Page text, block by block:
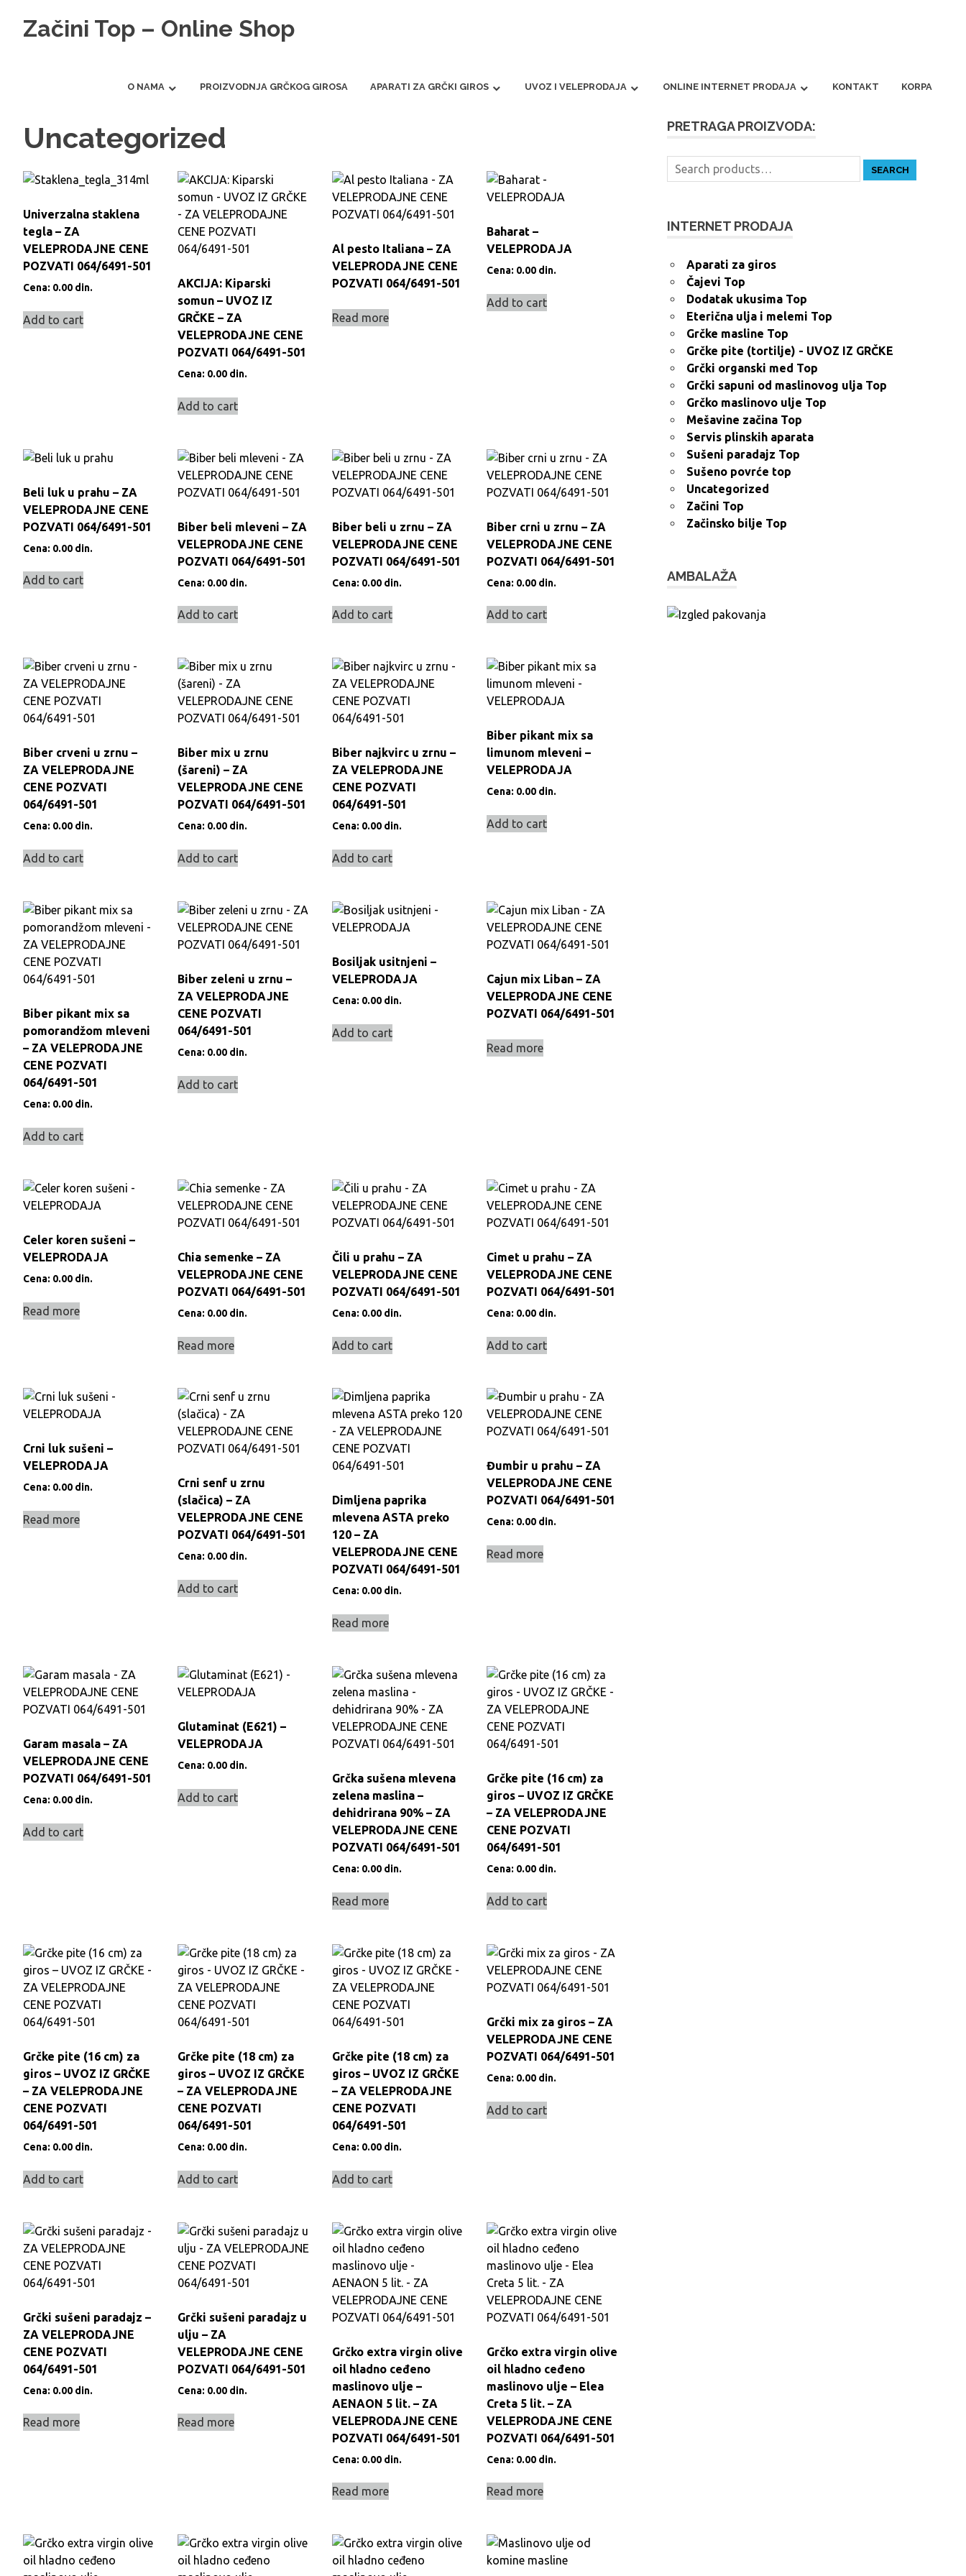
Začini Top – Online Shop
O NAMA PROIZVODNJA GRČKOG GIROSA APARATI ZA GRČKI GIROS UVOZ I VELEPRODAJA ONLINE INTERNET PRODAJA KONTAKT KORPA
Uncategorized
Univerzalna staklena
tegla – ZA
VELEPRODAJNE CENE
POZVATI 064/6491-501
Cena: 0.00 din.
Add to cart
AKCIJA: Kiparski
somun – UVOZ IZ
GRČKE – ZA
VELEPRODAJNE CENE
POZVATI 064/6491-501
Cena: 0.00 din.
Add to cart
Al pesto Italiana – ZA
VELEPRODAJNE CENE
POZVATI 064/6491-501
Read more
Baharat –
VELEPRODAJA
Cena: 0.00 din.
Add to cart
Beli luk u prahu – ZA
VELEPRODAJNE CENE
POZVATI 064/6491-501
Cena: 0.00 din.
Add to cart
Biber beli mleveni – ZA
VELEPRODAJNE CENE
POZVATI 064/6491-501
Cena: 0.00 din.
Add to cart
Biber beli u zrnu – ZA
VELEPRODAJNE CENE
POZVATI 064/6491-501
Cena: 0.00 din.
Add to cart
Biber crni u zrnu – ZA
VELEPRODAJNE CENE
POZVATI 064/6491-501
Cena: 0.00 din.
Add to cart
Biber crveni u zrnu –
ZA VELEPRODAJNE
CENE POZVATI
064/6491-501
Cena: 0.00 din.
Add to cart
Biber mix u zrnu
(šareni) – ZA
VELEPRODAJNE CENE
POZVATI 064/6491-501
Cena: 0.00 din.
Add to cart
Biber najkvirc u zrnu –
ZA VELEPRODAJNE
CENE POZVATI
064/6491-501
Cena: 0.00 din.
Add to cart
Biber pikant mix sa
limunom mleveni –
VELEPRODAJA
Cena: 0.00 din.
Add to cart
Biber pikant mix sa
pomorandžom mleveni
– ZA VELEPRODAJNE
CENE POZVATI
064/6491-501
Cena: 0.00 din.
Add to cart
Biber zeleni u zrnu –
ZA VELEPRODAJNE
CENE POZVATI
064/6491-501
Cena: 0.00 din.
Add to cart
Bosiljak usitnjeni –
VELEPRODAJA
Cena: 0.00 din.
Add to cart
Cajun mix Liban – ZA
VELEPRODAJNE CENE
POZVATI 064/6491-501
Read more
Celer koren sušeni –
VELEPRODAJA
Cena: 0.00 din.
Read more
Chia semenke – ZA
VELEPRODAJNE CENE
POZVATI 064/6491-501
Cena: 0.00 din.
Read more
Čili u prahu – ZA
VELEPRODAJNE CENE
POZVATI 064/6491-501
Cena: 0.00 din.
Add to cart
Cimet u prahu – ZA
VELEPRODAJNE CENE
POZVATI 064/6491-501
Cena: 0.00 din.
Add to cart
Crni luk sušeni –
VELEPRODAJA
Cena: 0.00 din.
Read more
Crni senf u zrnu
(slačica) – ZA
VELEPRODAJNE CENE
POZVATI 064/6491-501
Cena: 0.00 din.
Add to cart
Dimljena paprika
mlevena ASTA preko
120 – ZA
VELEPRODAJNE CENE
POZVATI 064/6491-501
Cena: 0.00 din.
Read more
Đumbir u prahu – ZA
VELEPRODAJNE CENE
POZVATI 064/6491-501
Cena: 0.00 din.
Read more
Garam masala – ZA
VELEPRODAJNE CENE
POZVATI 064/6491-501
Cena: 0.00 din.
Add to cart
Glutaminat (E621) –
VELEPRODAJA
Cena: 0.00 din.
Add to cart
Grčka sušena mlevena
zelena maslina –
dehidrirana 90% – ZA
VELEPRODAJNE CENE
POZVATI 064/6491-501
Cena: 0.00 din.
Read more
Grčke pite (16 cm) za
giros – UVOZ IZ GRČKE
– ZA VELEPRODAJNE
CENE POZVATI
064/6491-501
Cena: 0.00 din.
Add to cart
Grčke pite (16 cm) za
giros – UVOZ IZ GRČKE
– ZA VELEPRODAJNE
CENE POZVATI
064/6491-501
Cena: 0.00 din.
Add to cart
Grčke pite (18 cm) za
giros – UVOZ IZ GRČKE
– ZA VELEPRODAJNE
CENE POZVATI
064/6491-501
Cena: 0.00 din.
Add to cart
Grčke pite (18 cm) za
giros – UVOZ IZ GRČKE
– ZA VELEPRODAJNE
CENE POZVATI
064/6491-501
Cena: 0.00 din.
Add to cart
Grčki mix za giros – ZA
VELEPRODAJNE CENE
POZVATI 064/6491-501
Cena: 0.00 din.
Add to cart
Grčki sušeni paradajz –
ZA VELEPRODAJNE
CENE POZVATI
064/6491-501
Cena: 0.00 din.
Read more
Grčki sušeni paradajz u
ulju – ZA
VELEPRODAJNE CENE
POZVATI 064/6491-501
Cena: 0.00 din.
Read more
Grčko extra virgin olive
oil hladno ceđeno
maslinovo ulje –
AENAON 5 lit. – ZA
VELEPRODAJNE CENE
POZVATI 064/6491-501
Cena: 0.00 din.
Read more
Grčko extra virgin olive
oil hladno ceđeno
maslinovo ulje – Elea
Creta 5 lit. – ZA
VELEPRODAJNE CENE
POZVATI 064/6491-501
Cena: 0.00 din.
Read more
PRETRAGA PROIZVODA:
Search
for:
SEARCH
INTERNET PRODAJA
Aparati za giros
Čajevi Top
Dodatak ukusima Top
Eterična ulja i melemi Top
Grčke masline Top
Grčke pite (tortilje) - UVOZ IZ GRČKE
Grčki organski med Top
Grčki sapuni od maslinovog ulja Top
Grčko maslinovo ulje Top
Mešavine začina Top
Servis plinskih aparata
Sušeni paradajz Top
Sušeno povrće top
Uncategorized
Začini Top
Začinsko bilje Top
AMBALAŽA